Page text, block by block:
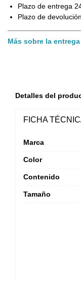
Plazo de entrega
Plazo de
Más sobre la entrega
Detalles del
FICHA
Marca
Color
Contenido
Tamaño